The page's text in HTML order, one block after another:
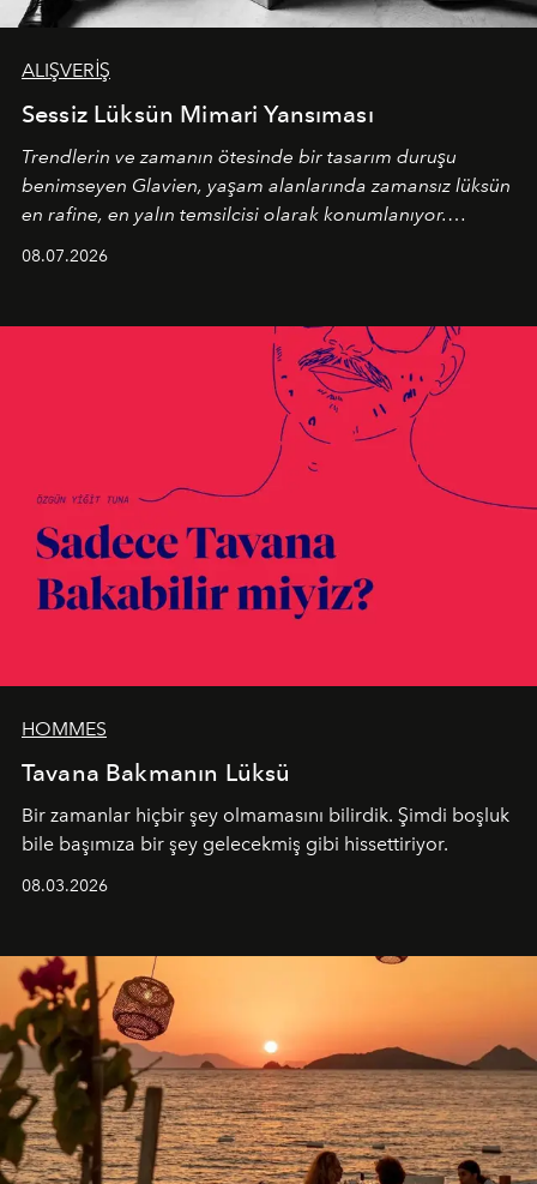
ALIŞVERİŞ
Sessiz Lüksün Mimari Yansıması
Trendlerin ve zamanın ötesinde bir tasarım duruşu
benimseyen Glavien, yaşam alanlarında zamansız lüksün
en rafine, en yalın temsilcisi olarak konumlanıyor.
08.07.2026
HOMMES
Tavana Bakmanın Lüksü
Bir zamanlar hiçbir şey olmamasını bilirdik. Şimdi boşluk
bile başımıza bir şey gelecekmiş gibi hissettiriyor.
08.03.2026